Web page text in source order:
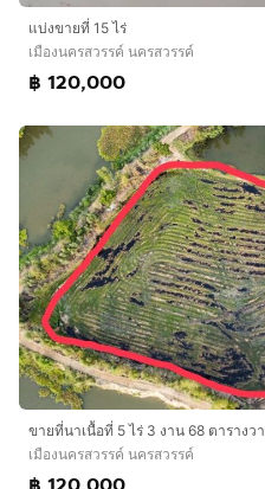
แบ่งขายที่ 15 ไร่
เมืองนครสวรรค์ นครสวรรค์
฿ 120,000
ขายที่นาเนื้อที่ 5 ไร่ 3 งาน 68 ตารางวา
เมืองนครสวรรค์ นครสวรรค์